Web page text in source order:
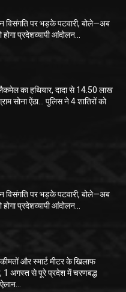
विसंगति पर भड़के पटवारी, बोले—अब
होगा प्रदेशव्यापी आंदोलन…
का हथियार, दादा से 14.50 लाख
सोना ऐंठा… पुलिस ने 4 शातिरों को
विसंगति पर भड़के पटवारी, बोले—अब
होगा प्रदेशव्यापी आंदोलन…
और स्मार्ट मीटर के खिलाफ
1 अगस्त से पूरे प्रदेश में चरणबद्ध